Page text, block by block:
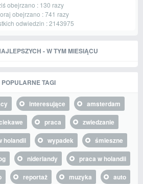
obejrzano : 130 razy
obejrzano :741 razy
odwiedzin :2143975
- W TYM MIESIĄCU
POPULARNE TAGI
interesujące
amsterdam
praca
zwiedzanie
holandii wypadek
śmieszne
niderlandy
praca w holandii
reportaż muzyka
auto